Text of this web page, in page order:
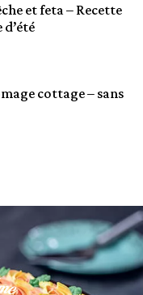
et feta – Recette
cottage – sans